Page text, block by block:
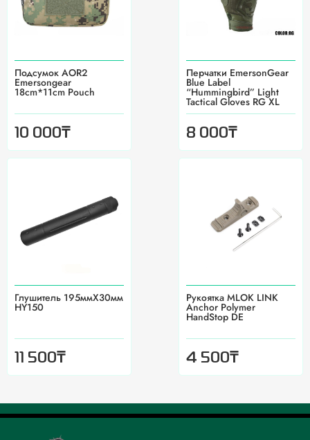
Подсумок AOR2
Emersongear
18cm*11cm Pouch
10 000₸
Перчатки EmersonGear
Blue Label
“Hummingbird” Light
Tactical Gloves RG XL
8 000₸
Глушитель 195ммX30мм
HY150
11 500₸
Рукоятка MLOK LINK
Anchor Polymer
HandStop DE
4 500₸